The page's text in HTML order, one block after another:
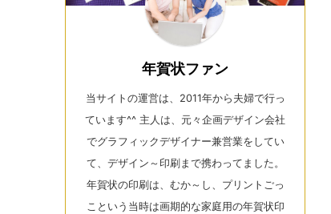
年賀状ファン
当サイトの運営は、2011年から夫婦で行っ
ています^^ 主人は、元々企画デザイン会社
でグラフィックデザイナー兼営業をしてい
て、デザイン～印刷まで携わってました。
年賀状の印刷は、むか～し、プリントごっ
こという当時は画期的な家庭用の年賀状印